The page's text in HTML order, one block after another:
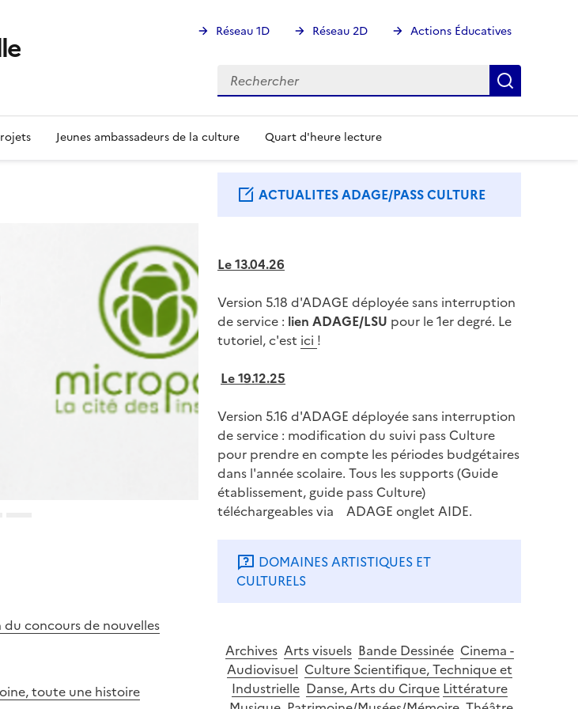
Réseau 1D Réseau 2D Actions Éducatives
Rechercher
Rechercher
Jeunes ambassadeurs de la culture Quart d'heure lecture
Musée Ingres Bourdelle |
juillet au 8 novembre
concours de nouvelles
toute une histoire
ACTUALITES ADAGE/PASS CULTURE
Le 13.04.26
Version 5.18 d'ADAGE déployée sans interruption
de service : lien ADAGE/LSU pour le 1er degré. Le
tutoriel, c'est ici !
Le 19.12.25
Version 5.16 d'ADAGE déployée sans interruption
de service : modification du suivi pass Culture
pour prendre en compte les périodes budgétaires
dans l'année scolaire. Tous les supports (Guide
établissement, guide pass Culture)
téléchargeables via ADAGE onglet AIDE.
DOMAINES ARTISTIQUES ET
CULTURELS
Archives Arts visuels Bande Dessinée Cinema -
Audiovisuel Culture Scientifique, Technique et
Industrielle Danse, Arts du Cirque Littérature